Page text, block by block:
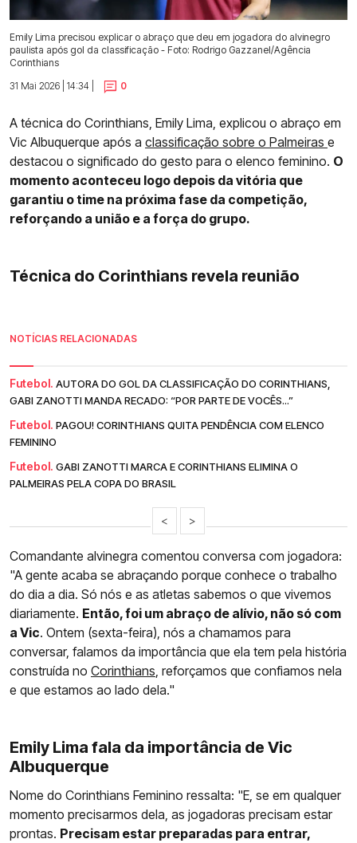
Emily Lima precisou explicar o abraço que deu em jogadora do alvinegro
paulista após gol da classificação - Foto: Rodrigo Gazzanel/Agência
Corinthians
31 Mai 2026 | 14:34 |
0
A técnica do Corinthians, Emily Lima, explicou o abraço em
Vic Albuquerque após a classificação sobre o Palmeiras e
destacou o significado do gesto para o elenco feminino. O
momento aconteceu logo depois da vitória que
garantiu o time na próxima fase da competição,
reforçando a união e a força do grupo.
Técnica do Corinthians revela reunião
NOTÍCIAS RELACIONADAS
Futebol. AUTORA DO GOL DA CLASSIFICAÇÃO DO CORINTHIANS,
GABI ZANOTTI MANDA RECADO: “POR PARTE DE VOCÊS...”
Futebol. PAGOU! CORINTHIANS QUITA PENDÊNCIA COM ELENCO
FEMININO
Futebol. GABI ZANOTTI MARCA E CORINTHIANS ELIMINA O
PALMEIRAS PELA COPA DO BRASIL
< >
Comandante alvinegra comentou conversa com jogadora:
"A gente acaba se abraçando porque conhece o trabalho
do dia a dia. Só nós e as atletas sabemos o que vivemos
diariamente. Então, foi um abraço de alívio, não só com
a Vic. Ontem (sexta-feira), nós a chamamos para
conversar, falamos da importância que ela tem pela história
construída no Corinthians , reforçamos que confiamos nela
e que estamos ao lado dela."
Emily Lima fala da importância de Vic
Albuquerque
Nome do Corinthians Feminino ressalta: "E, se em qualquer
momento precisarmos dela, as jogadoras precisam estar
prontas. Precisam estar preparadas para entrar,